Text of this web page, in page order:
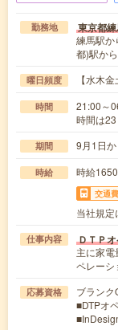
勤務地 東京都
練馬駅か
都)駅か
曜日頻度 【水木金
時間
21:00～
時間は
期間 9月1日か
時給 時給
交通費
当社規定
仕事内容 ＤＴＰ
主に家
ペレー
応募資格
ブランク
■DTPオ